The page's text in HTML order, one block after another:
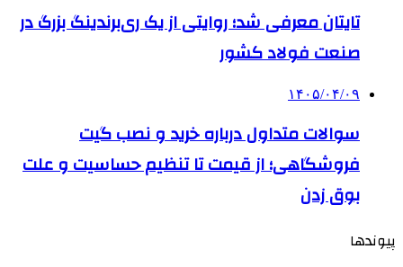
تایتان معرفی شد؛ روایتی از یک ری‌برندینگ بزرگ در
صنعت فولاد کشور
۱۴۰۵/۰۴/۰۹
سوالات متداول درباره خرید و نصب گیت
فروشگاهی؛ از قیمت تا تنظیم حساسیت و علت
بوق زدن
پیوندها